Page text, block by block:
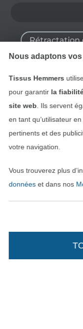
Rétractation
Nous adaptons
Tissus Hemmers
pour garantir la
site web . Ils servent
en tant qu’utilisateur
pertinents et des
votre navigation.
Vous trouverez plus
donnéeset dans nos